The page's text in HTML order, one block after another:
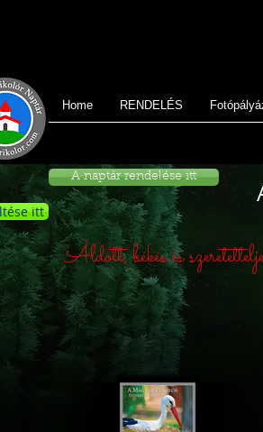
Home RENDELÉS
A naptár rendelése itt
Áldott, békés és
itt